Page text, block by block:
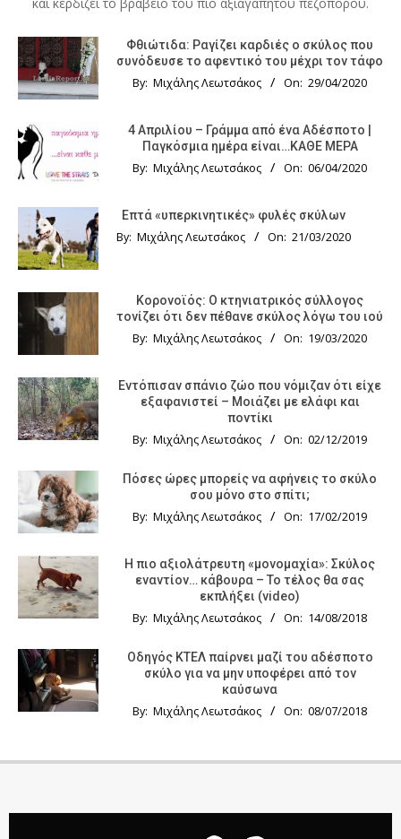
και κερδίζει το βραβείο του πιο αξιαγάπητου πεζοπόρου.
Φθιώτιδα: Ραγίζει καρδιές ο σκύλος που
συνόδευσε το αφεντικό του μέχρι τον τάφο
By: Μιχάλης Λεωτσάκος On: 29/04/2020
4 Απριλίου – Γράμμα από ένα Αδέσποτο |
Παγκόσμια ημέρα είναι…ΚΑΘΕ ΜΕΡΑ
By: Μιχάλης Λεωτσάκος On: 06/04/2020
Επτά «υπερκινητικές» φυλές σκύλων
By: Μιχάλης Λεωτσάκος On: 21/03/2020
Κορονοϊός: Ο κτηνιατρικός σύλλογος
τονίζει ότι δεν πέθανε σκύλος λόγω του ιού
By: Μιχάλης Λεωτσάκος On: 19/03/2020
Εντόπισαν σπάνιο ζώο που νόμιζαν ότι είχε
εξαφανιστεί – Μοιάζει με ελάφι και
ποντίκι
By: Μιχάλης Λεωτσάκος On: 02/12/2019
Πόσες ώρες μπορείς να αφήνεις το σκύλο
σου μόνο στο σπίτι;
By: Μιχάλης Λεωτσάκος On: 17/02/2019
Η πιο αξιολάτρευτη «μονομαχία»: Σκύλος
εναντίον… κάβουρα – Το τέλος θα σας
εκπλήξει (video)
By: Μιχάλης Λεωτσάκος On: 14/08/2018
Οδηγός KTΕΛ παίρνει μαζί του αδέσποτο
σκύλο για να μην υποφέρει από τον
καύσωνα
By: Μιχάλης Λεωτσάκος On: 08/07/2018